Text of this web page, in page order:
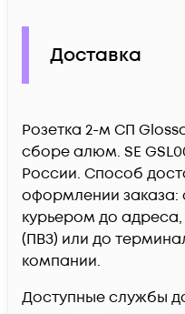
Доставка
Розетка 2-м СП
сборе алюм. SE
России. Способ
оформлении заказа:
курьером до адреса,
(ПВЗ) или до
компании.
Доступные службы